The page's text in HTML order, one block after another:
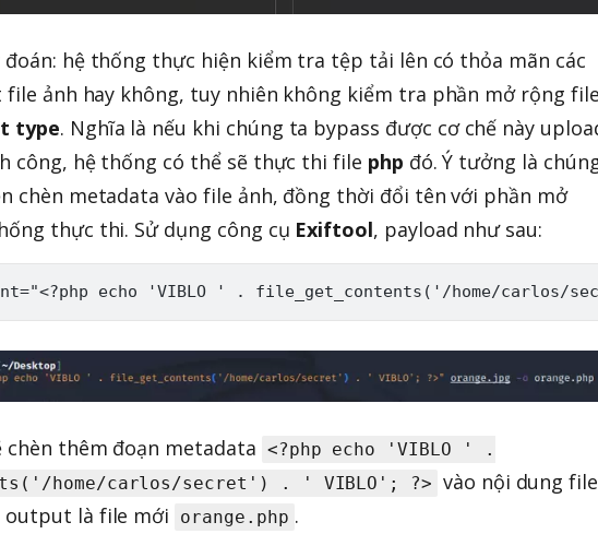
đoán: hệ thống thực hiện kiểm tra tệp tải lên có thỏa mãn các
ảnh hay không, tuy nhiên không kiểm tra phần mở rộng
type. Nghĩa là nếu khi chúng ta bypass được cơ chế này
công, hệ thống có thể sẽ thực thi file php đó. Ý tưởng là
chèn metadata vào file ảnh, đồng thời đổi tên với phần mở
thực thi. Sử dụng công cụ Exiftool, payload như sau:
chèn thêm đoạn metadata <?php echo 'VIBLO ' .
home/carlos/secret') . ' VIBLO'; ?> vào nội dung file
output là file mới orange.php .